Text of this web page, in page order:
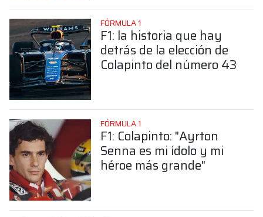
FÓRMULA 1
F1: la historia que hay
detrás de la elección de
Colapinto del número 43
FÓRMULA 1
F1: Colapinto: "Ayrton
Senna es mi ídolo y mi
héroe más grande"